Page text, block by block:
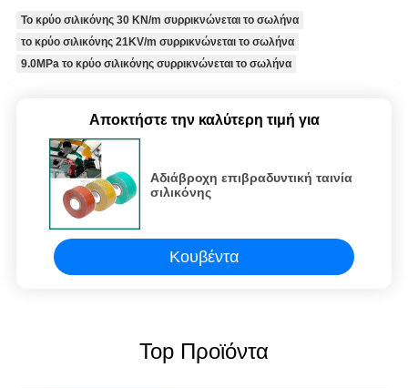
Το κρύο σιλικόνης 30 KN/m συρρικνώνεται το σωλήνα
το κρύο σιλικόνης 21KV/m συρρικνώνεται το σωλήνα
9.0MPa το κρύο σιλικόνης συρρικνώνεται το σωλήνα
Αποκτήστε την καλύτερη τιμή για
Αδιάβροχη επιβραδυντική ταινία
σιλικόνης
Κουβέντα
Top Προϊόντα